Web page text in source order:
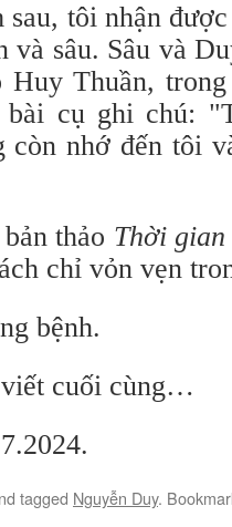
sau, tôi nhận
và sâu. Sâu và
Huy Thuần,
cụ ghi chú:
còn nhớ đến tôi
thảo Thời
chỉ vỏn vẹn
bệnh.
cuối cùng…
tagged Nguyễn Duy.